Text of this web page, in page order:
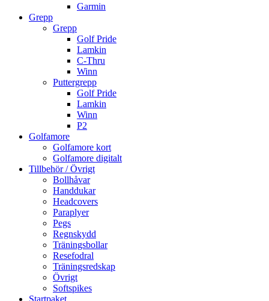
Garmin
Grepp
Grepp
Golf Pride
Lamkin
C-Thru
Winn
Puttergrepp
Golf Pride
Lamkin
Winn
P2
Golfamore
Golfamore kort
Golfamore digitalt
Tillbehör / Övrigt
Bollhåvar
Handdukar
Headcovers
Paraplyer
Pegs
Regnskydd
Träningsbollar
Resefodral
Träningsredskap
Övrigt
Softspikes